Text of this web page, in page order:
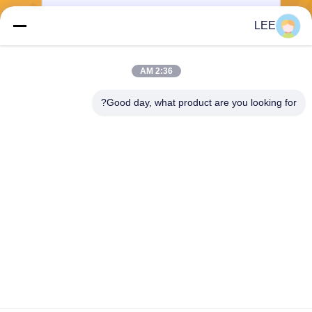
LEE
2:36 AM
Good day, what product are you looking for?